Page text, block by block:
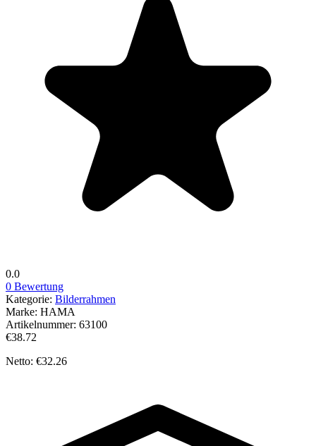
0.0
0 Bewertung
Kategorie: Bilderrahmen
Marke: HAMA
Artikelnummer: 63100
€38.72
Netto: €32.26